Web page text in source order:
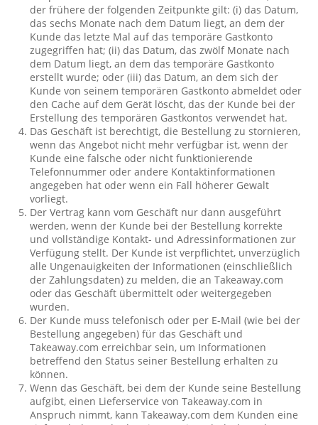
der frühere der folgenden Zeitpunkte gilt: (i) das Datum,
das sechs Monate nach dem Datum liegt, an dem der
Kunde das letzte Mal auf das temporäre Gastkonto
zugegriffen hat; (ii) das Datum, das zwölf Monate nach
dem Datum liegt, an dem das temporäre Gastkonto
erstellt wurde; oder (iii) das Datum, an dem sich der
Kunde von seinem temporären Gastkonto abmeldet oder
den Cache auf dem Gerät löscht, das der Kunde bei der
Erstellung des temporären Gastkontos verwendet hat.
Das Geschäft ist berechtigt, die Bestellung zu stornieren,
wenn das Angebot nicht mehr verfügbar ist, wenn der
Kunde eine falsche oder nicht funktionierende
Telefonnummer oder andere Kontaktinformationen
angegeben hat oder wenn ein Fall höherer Gewalt
vorliegt.
Der Vertrag kann vom Geschäft nur dann ausgeführt
werden, wenn der Kunde bei der Bestellung korrekte
und vollständige Kontakt- und Adressinformationen zur
Verfügung stellt. Der Kunde ist verpflichtet, unverzüglich
alle Ungenauigkeiten der Informationen (einschließlich
der Zahlungsdaten) zu melden, die an Takeaway.com
oder das Geschäft übermittelt oder weitergegeben
wurden.
Der Kunde muss telefonisch oder per E-Mail (wie bei der
Bestellung angegeben) für das Geschäft und
Takeaway.com erreichbar sein, um Informationen
betreffend den Status seiner Bestellung erhalten zu
können.
Wenn das Geschäft, bei dem der Kunde seine Bestellung
aufgibt, einen Lieferservice von Takeaway.com in
Anspruch nimmt, kann Takeaway.com dem Kunden eine